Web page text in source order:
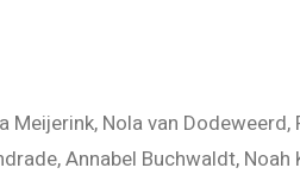
Meijerink, Nola van
Annabel Buchwaldt,